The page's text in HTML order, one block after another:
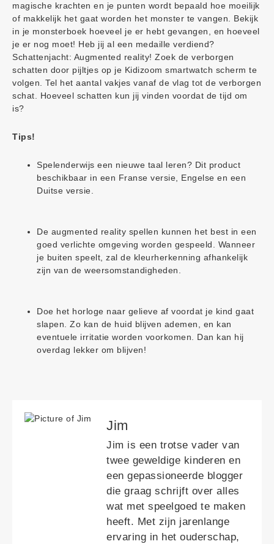
magische krachten en je punten wordt bepaald hoe moeilijk
of makkelijk het gaat worden het monster te vangen. Bekijk
in je monsterboek hoeveel je er hebt gevangen, en hoeveel
je er nog moet! Heb jij al een medaille verdiend?
Schattenjacht: Augmented reality! Zoek de verborgen
schatten door pijltjes op je Kidizoom smartwatch scherm te
volgen. Tel het aantal vakjes vanaf de vlag tot de verborgen
schat. Hoeveel schatten kun jij vinden voordat de tijd om
is?
Tips!
Spelenderwijs een nieuwe taal leren? Dit product
beschikbaar in een Franse versie, Engelse en een
Duitse versie.
De augmented reality spellen kunnen het best in een
goed verlichte omgeving worden gespeeld. Wanneer
je buiten speelt, zal de kleurherkenning afhankelijk
zijn van de weersomstandigheden.
Doe het horloge naar gelieve af voordat je kind gaat
slapen. Zo kan de huid blijven ademen, en kan
eventuele irritatie worden voorkomen. Dan kan hij
overdag lekker om blijven!
Jim
Jim is een trotse vader van
twee geweldige kinderen en
een gepassioneerde blogger
die graag schrijft over alles
wat met speelgoed te maken
heeft. Met zijn jarenlange
ervaring in het ouderschap,